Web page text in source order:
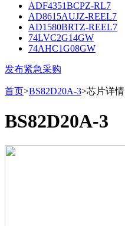
ADF4351BCPZ-RL7
AD8615AUJZ-REEL7
AD1580BRTZ-REEL7
74LVC2G14GW
74AHC1G08GW
发布紧急采购
首页>BS82D20A-3>芯片详情
BS82D20A-3